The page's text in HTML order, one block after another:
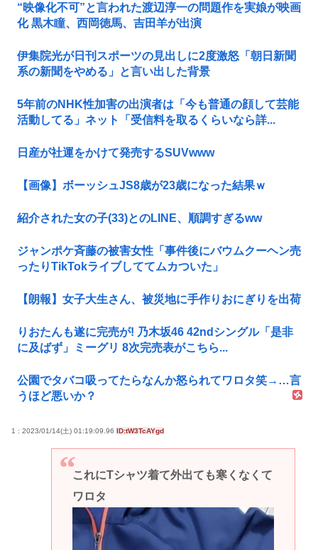
“映像化不可”と言われた渡辺淳一の問題作を実娘が映画
化 黒木瞳、西岡徳馬、吉田羊が出演
伊集院光が日刊スポーツの見出しに2度激怒「朝日新聞
系の新聞をやめる」と言い出した背景
5年前のNHK性加害の出演者は「今も普通の顔して芸能
活動してる」ネット「受信料を取るくらいなら詳...
日産が社運をかけて発売するSUVwww
【画像】ボーッシュJS8歳が23歳になった結果ｗ
紹介された女の子(33)とのLINE、順調すぎるww
ジャンポケ斉藤の被害女性「事件後にバウムクーヘン売
ったりTikTokライブしててムカついた」
【朗報】女子大生さん、被災地に手作りおにぎりを出荷
りおたんも遂に完売が! 乃木坂46 42ndシングル「是非
に及ばず」ミーグリ 8次完売表がこちら...
公園でタバコ吸ってたらなんか怒られてワロタ笑→…言
うほど悪いか？
1 : 2023/01/14(土) 01:19:09.96 ID:tW3TcAYgd
これにTシャツ着て外出ても寒くなくて
ワロタ